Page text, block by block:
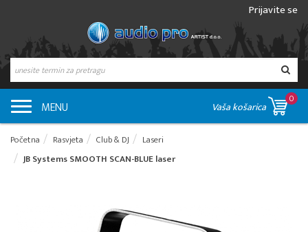
Prijavite se
MENU Vaša košarica
0
Početna Rasvjeta Club & DJ
Laseri
JB Systems SMOOTH SCAN-BLUE laser